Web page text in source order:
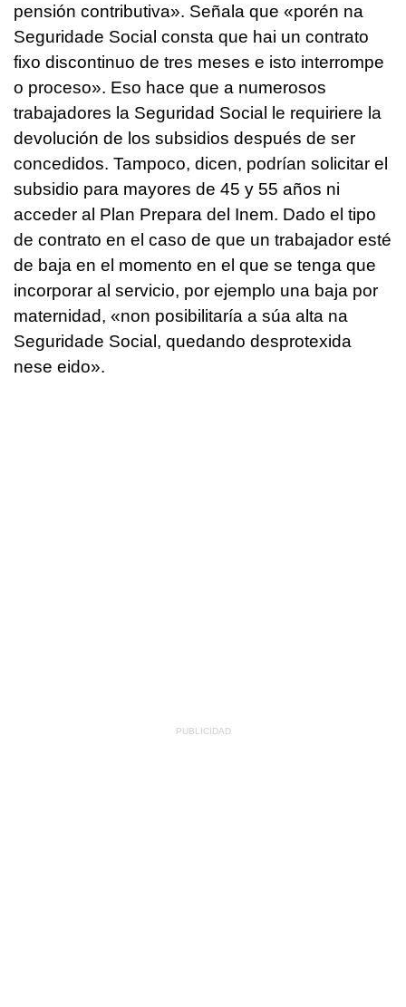
pensión contributiva». Señala que «porén na
Seguridade Social consta que hai un contrato
fixo discontinuo de tres meses e isto interrompe
o proceso». Eso hace que a numerosos
trabajadores la Seguridad Social le requiriere la
devolución de los subsidios después de ser
concedidos. Tampoco, dicen, podrían solicitar el
subsidio para mayores de 45 y 55 años ni
acceder al Plan Prepara del Inem. Dado el tipo
de contrato en el caso de que un trabajador esté
de baja en el momento en el que se tenga que
incorporar al servicio, por ejemplo una baja por
maternidad, «non posibilitaría a súa alta na
Seguridade Social, quedando desprotexida
nese eido».